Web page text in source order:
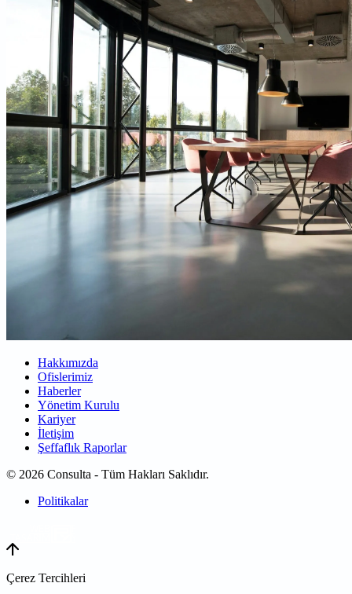
Hakkımızda
Ofislerimiz
Haberler
Yönetim Kurulu
Kariyer
İletişim
Şeffaflık Raporlar
© 2026 Consulta - Tüm Hakları Saklıdır.
Politikalar
Çerez Tercihleri